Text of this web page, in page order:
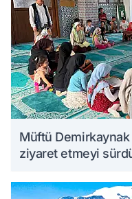
Müftü Demirkaynak
ziyaret etmeyi